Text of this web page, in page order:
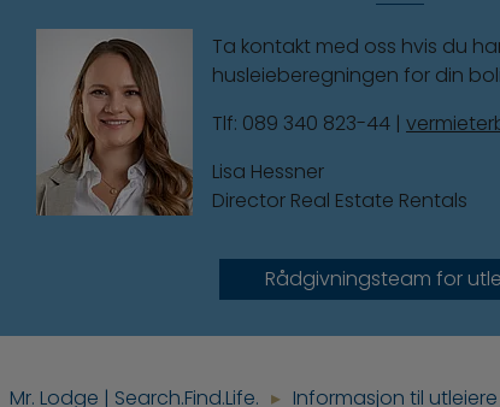
Ta kontakt med oss hvis du
husleieberegningen for din
Tlf: 089 340 823-44 |
Lisa Hessner
Director Real Estate Rentals
Rådgivningsteam for
Mr. Lodge | Search.Find.Life. Informasjon til utleiere